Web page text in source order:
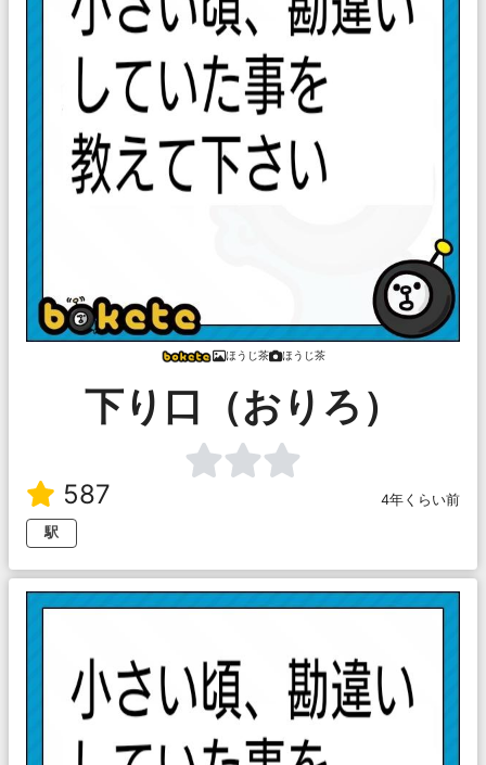
ほうじ茶 ほうじ茶
下り口（おりろ）
587
4年くらい前
駅